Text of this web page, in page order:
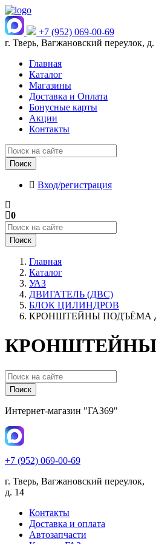
+7 (952) 069-00-69
г. Тверь, Вагжановский переулок, д.
Главная
Каталог
Магазины
Доставка и Оплата
Бонусные карты
Акции
Контакты
Поиск
Вход/регистрация
0
Поиск
Главная
Каталог
УАЗ
ДВИГАТЕЛЬ (ДВС)
БЛОК ЦИЛИНДРОВ
КРОНШТЕЙНЫ ПОДЪЁМА
КРОНШТЕЙНЫ
Поиск
Интернет-магазин "ГАЗ69"
+7 (952) 069-00-69
г. Тверь, Вагжановский переулок,
д. 14
Контакты
Доставка и оплата
Автозапчасти